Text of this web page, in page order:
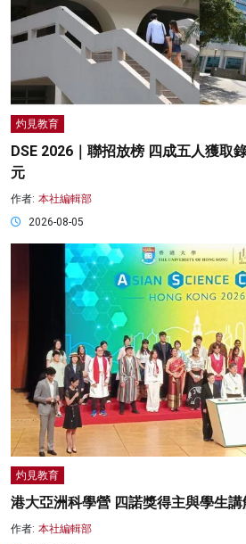
灼見教育
DSE 2026｜聯招放榜 四成五人獲取
元
作者: 本社編輯部
2026-08-05
灼見教育
港大亞洲科學營 四諾獎得主與學生
作者: 本社編輯部